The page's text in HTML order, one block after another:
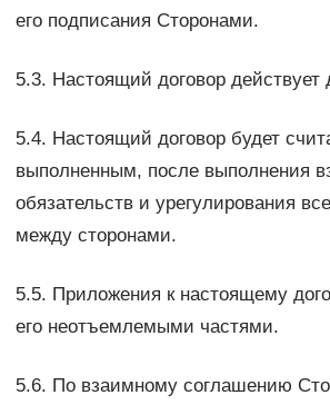
его подписания Сторонами.
5.3. Настоящий договор действует
5.4. Настоящий договор будет
выполненным, после выполнения
обязательств и урегулирования
между сторонами.
5.5. Приложения к настоящему
его неотъемлемыми частями.
5.6. По взаимному соглашению